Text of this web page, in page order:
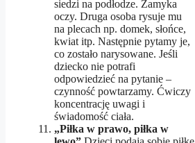
siedzi na podłodze. Zamyka
oczy. Druga osoba rysuje mu
na plecach np. domek, słońce,
kwiat itp. Następnie pytamy je,
co zostało narysowane. Jeśli
dziecko nie potrafi
odpowiedzieć na pytanie –
czynność powtarzamy. Ćwiczy
koncentrację uwagi i
świadomość ciała.
„Piłka w prawo, piłka w